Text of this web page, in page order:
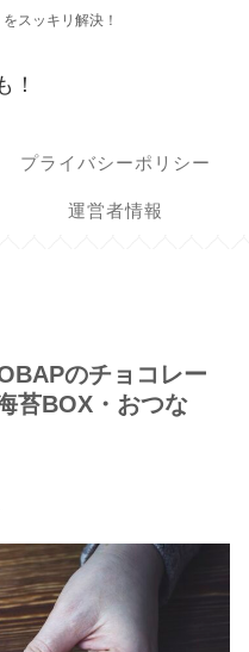
スッキリ解決！
！
プライバシーポリシー
運営者情報
のチョコレー
苔BOX・おつな